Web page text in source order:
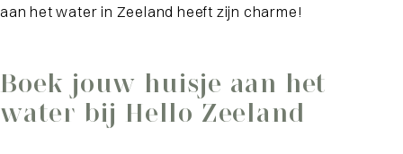
aan het water in Zeeland heeft zijn charme!
Boek jouw huisje aan het
water bij Hello Zeeland